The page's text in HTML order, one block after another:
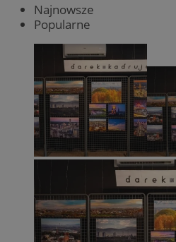
Najnowsze
Popularne